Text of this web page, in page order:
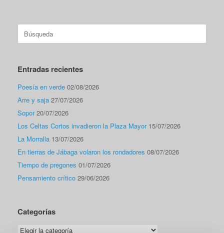
Buscar:
Entradas recientes
Poesía en verde 02/08/2026
Arre y saja 27/07/2026
Sopor 20/07/2026
Los Celtas Cortos invadieron la Plaza Mayor 15/07/2026
La Morralla 13/07/2026
En tierras de Jábaga volaron los rondadores 08/07/2026
Tiempo de pregones 01/07/2026
Pensamiento crítico 29/06/2026
Categorías
Categorías